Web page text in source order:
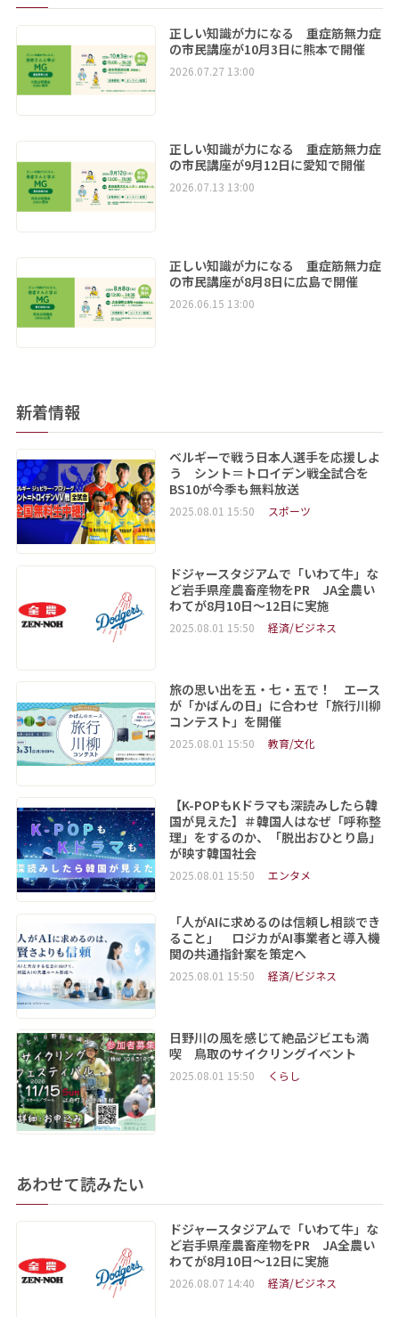
正しい知識が力になる 重症筋無力症
の市民講座が10月3日に熊本で開催
2026.07.27 13:00
正しい知識が力になる 重症筋無力症
の市民講座が9月12日に愛知で開催
2026.07.13 13:00
正しい知識が力になる 重症筋無力症
の市民講座が8月8日に広島で開催
2026.06.15 13:00
新着情報
ベルギーで戦う日本人選手を応援しよ
う シント＝トロイデン戦全試合を
BS10が今季も無料放送
2025.08.01 15:50 スポーツ
ドジャースタジアムで「いわて牛」な
ど岩手県産農畜産物をPR JA全農い
わてが8月10日～12日に実施
2025.08.01 15:50 経済/ビジネス
旅の思い出を五・七・五で！ エース
が「かばんの日」に合わせ「旅行川柳
コンテスト」を開催
2025.08.01 15:50 教育/文化
【K-POPもKドラマも深読みしたら韓
国が見えた】＃韓国人はなぜ「呼称整
理」をするのか、「脱出おひとり島」
が映す韓国社会
2025.08.01 15:50 エンタメ
「人がAIに求めるのは信頼し相談でき
ること」 ロジカがAI事業者と導入機
関の共通指針案を策定へ
2025.08.01 15:50 経済/ビジネス
日野川の風を感じて絶品ジビエも満
喫 鳥取のサイクリングイベント
2025.08.01 15:50 くらし
あわせて読みたい
ドジャースタジアムで「いわて牛」な
ど岩手県産農畜産物をPR JA全農い
わてが8月10日～12日に実施
2026.08.07 14:40 経済/ビジネス